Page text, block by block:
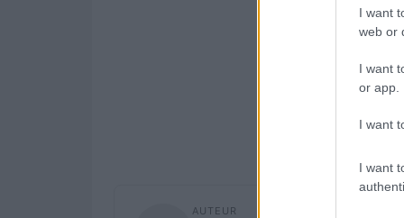
I want
web or
I want
or app.
I want
I want
AUTEUR